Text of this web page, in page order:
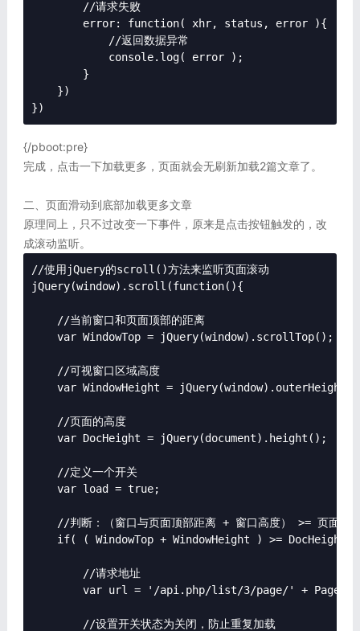
//请求失败
error: function( xhr, status, error ){
//返回数据异常
console.log( error );
}
})
})
{/pboot:pre}
完成，点击一下加载更多，页面就会无刷新加载2篇文章了。
二、页面滑动到底部加载更多文章
原理同上，只不过改变一下事件，原来是点击按钮触发的，改
成滚动监听。
//使用jQuery的scroll()方法来监听页面滚动
jQuery(window).scroll(function(){
//当前窗口和页面顶部的距离
var WindowTop = jQuery(window).scrollTop();
//可视窗口区域高度
var WindowHeight =
//页面的高度
var DocHeight = jQuery(document).height();
//定义一个开关
var load = true;
//判断：（窗口与页面顶部距离 + 窗口高度） >= 页面的高
if( ( WindowTop + WindowHeight ) >= DocHeight
//请求地址
var url = '/api.php/list/3/page/' + Page + '/
//设置开关状态为关闭，防止重复加载